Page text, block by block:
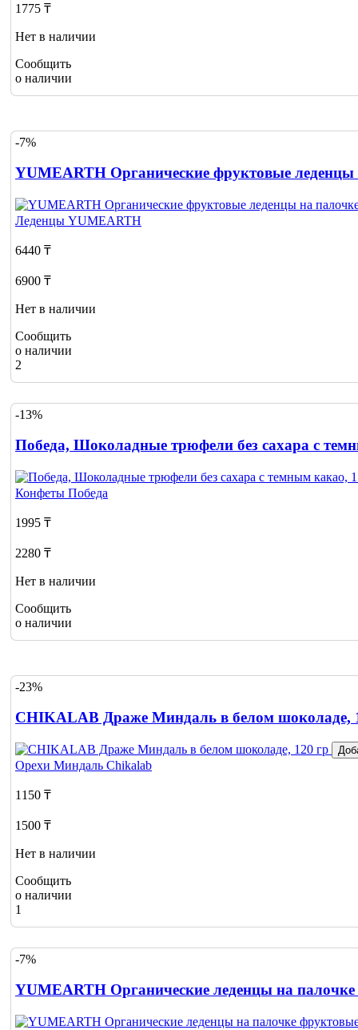
1775 ₸
Нет в наличии
Сообщить
о наличии
-7%
YUMEARTH Органические фруктовые
Леденцы YUMEARTH
6440 ₸
6900 ₸
Нет в наличии
Сообщить
о наличии
2
-13%
Победа, Шоколадные трюфели без сахара с
Конфеты Победа
1995 ₸
2280 ₸
Нет в наличии
Сообщить
о наличии
-23%
CHIKALAB Драже Миндаль в белом шоколаде,
Орехи Миндаль Chikalab
1150 ₸
1500 ₸
Нет в наличии
Сообщить
о наличии
1
-7%
YUMEARTH Органические леденцы на